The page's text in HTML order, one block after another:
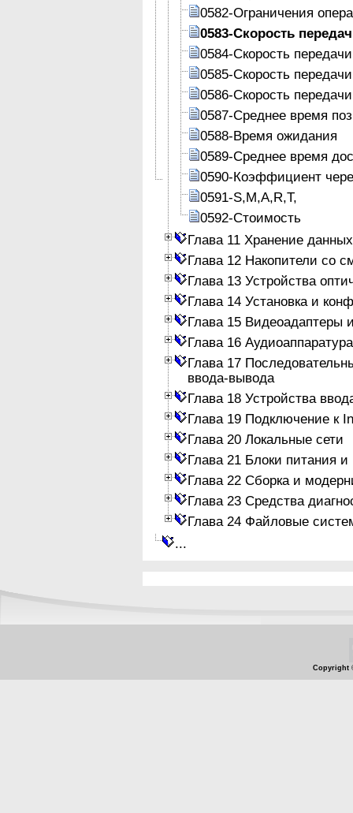
0582-Ограничения
0583-Скорость
0584-Скорость
0585-Скорость
0586-Скорость
0587-Среднее время
0588-Время ожидания
0589-Среднее время
0590-Коэффициент
0591-S,M,A,R,T,
0592-Стоимость
Глава 11 Хранение
Глава 12 Накопители со
Глава 13 Устройства
Глава 14 Установка и
Глава 15 Видеоадаптеры
Глава 16 Аудиоаппаратура
Глава 17
ввода-вывода
Глава 18 Устройства
Глава 19 Подключение к
Глава 20 Локальные сети
Глава 21 Блоки питания и
Глава 22 Сборка и
Глава 23 Средства
Глава 24 Файловые
Copyright